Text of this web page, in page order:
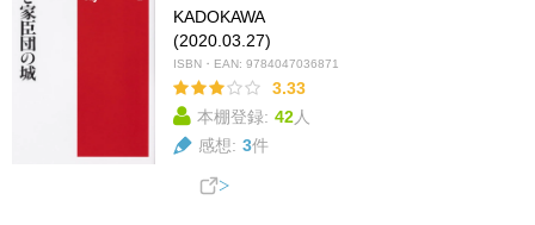
KADOKAWA
(2020.03.27)
ISBN・EAN: 9784047036871
3.33
本棚登録: 42人
感想: 3件